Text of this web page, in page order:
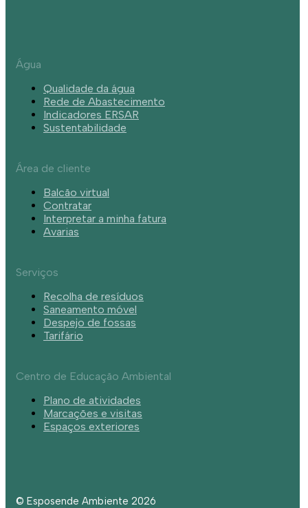
Água
Qualidade da água
Rede de Abastecimento
Indicadores ERSAR
Sustentabilidade
Área de cliente
Balcão virtual
Contratar
Interpretar a minha fatura
Avarias
Serviços
Recolha de resíduos
Saneamento móvel
Despejo de fossas
Tarifário
Centro de Educação Ambiental
Plano de atividades
Marcações e visitas
Espaços exteriores
© Esposende Ambiente 2026